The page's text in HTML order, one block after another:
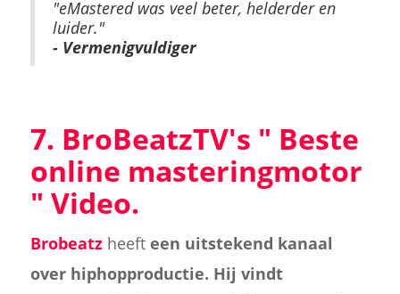
"eMastered was veel beter, helderder en
luider."
- Vermenigvuldiger
7. BroBeatzTV's " Beste
online masteringmotor
" Video.
Brobeatzheeft een uitstekend kanaal
over hiphopproductie. Hij vindt